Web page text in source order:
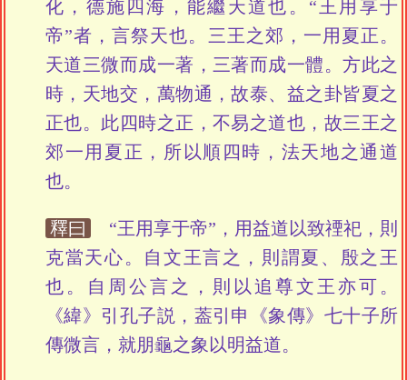
化，德施四海，能繼天道也。“王用享于
帝”者，言祭天也。三王之郊，一用夏正。
天道三微而成一著，三著而成一體。方此之
時，天地交，萬物通，故泰、益之卦皆夏之
正也。此四時之正，不易之道也，故三王之
郊一用夏正，所以順四時，法天地之通道
也。
釋曰
“王用享于帝”，用益道以致禋祀，則
克當天心。自文王言之，則謂夏、殷之王
也。自周公言之，則以追尊文王亦可。
《緯》引孔子説，葢引申《象傳》七十子所
傳微言，就朋龜之象以明益道。